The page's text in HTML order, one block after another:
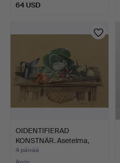
64 USD
OIDENTIFIERAD
KONSTNÄR. Asetelma,
pastelli…
4 päivää